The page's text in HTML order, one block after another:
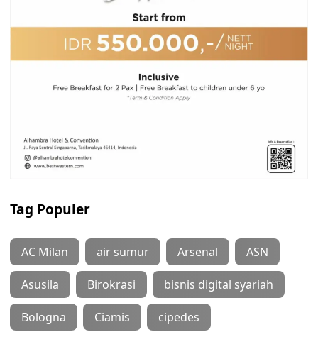
Tag Populer
AC Milan air sumur Arsenal ASN
Asusila Birokrasi bisnis digital syariah
Bologna Ciamis cipedes